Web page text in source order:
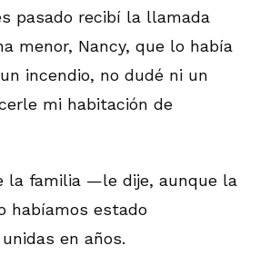
pasado recibí la llamada
menor, Nancy, que lo había
incendio, no dudé ni un
mi habitación de
la familia —le dije, aunque la
habíamos estado
en años.